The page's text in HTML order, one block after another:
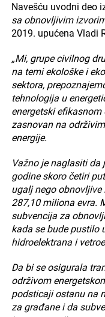
Navešću uvodni deo
sa obnovljivim
2019. upućena Vladi
„Mi, grupe civilnog
na temi ekološke i
sektora,
tehnologija u
energetski
zasnovan na
energije.
Važno je naglasiti da
godine skoro četiri
ugalj nego obnovljive
287,10 miliona evra.
subvencija za
kada se bude pustilo
hidroelektrana i
Da bi se osigurala
održivom
podsticaji ostanu na
za građane i da